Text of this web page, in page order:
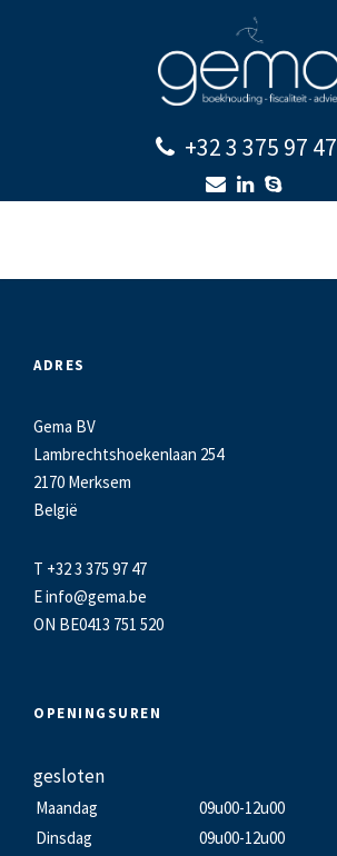
+32 3 375 97 47
ADRES
Gema BV
Lambrechtshoekenlaan 254
2170 Merksem
België
T +32 3 375 97 47
Einfo@gema.be
ON BE0413 751 520
OPENINGSUREN
gesloten
Maandag 09u00-12u00
Dinsdag
09u00-12u00